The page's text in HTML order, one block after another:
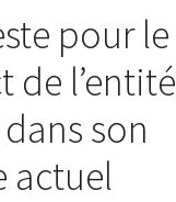
pour le
de l’entité
son
actuel